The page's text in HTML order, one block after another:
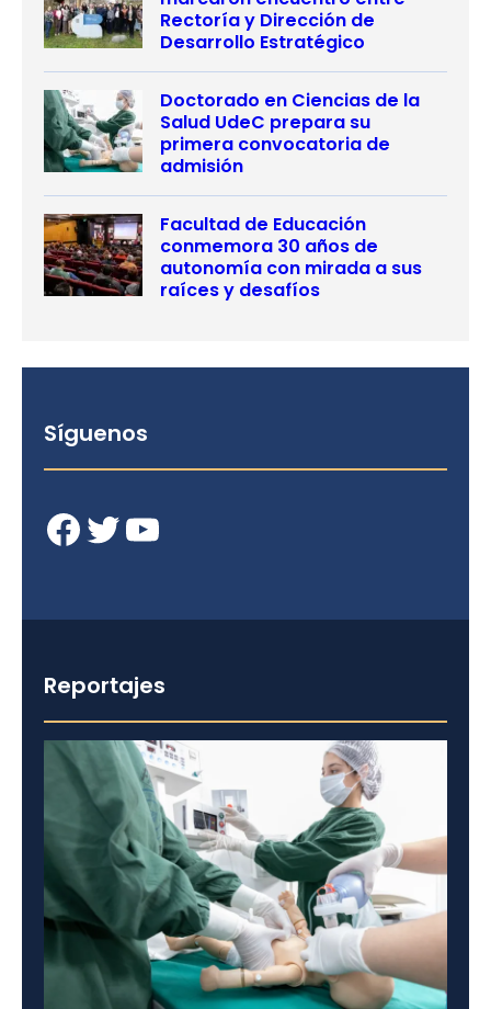
Rectoría y Dirección de
Desarrollo Estratégico
Doctorado en Ciencias de la
Salud UdeC prepara su
primera convocatoria de
admisión
Facultad de Educación
conmemora 30 años de
autonomía con mirada a sus
raíces y desafíos
Síguenos
Facebook Twitter YouTube
Reportajes